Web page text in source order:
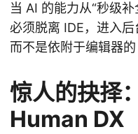
当 AI 的能力从“秒级
必须脱离 IDE，进入后
而不是依附于编辑器的
惊人的抉择
Human DX